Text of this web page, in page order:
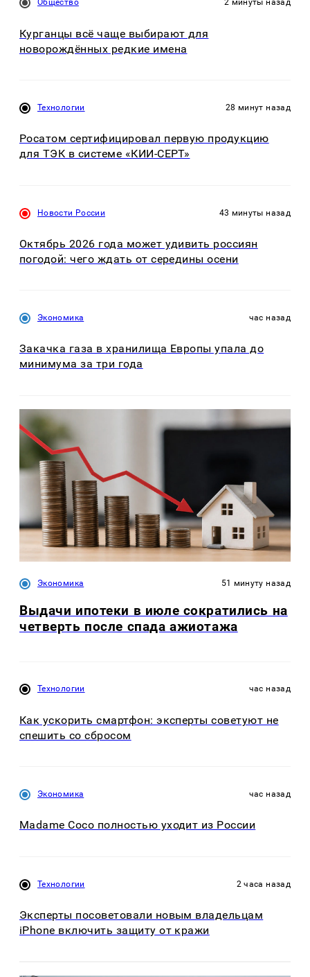
Общество 2 минуты назад
Курганцы всё чаще выбирают для
новорождённых редкие имена
Технологии 28 минут назад
Росатом сертифицировал первую продукцию
для ТЭК в системе «КИИ-СЕРТ»
Новости России 43 минуты назад
Октябрь 2026 года может удивить россиян
погодой: чего ждать от середины осени
Экономика час назад
Закачка газа в хранилища Европы упала до
минимума за три года
Экономика 51 минуту назад
Выдачи ипотеки в июле сократились на
четверть после спада ажиотажа
Технологии час назад
Как ускорить смартфон: эксперты советуют не
спешить со сбросом
Экономика час назад
Madame Coco полностью уходит из России
Технологии 2 часа назад
Эксперты посоветовали новым владельцам
iPhone включить защиту от кражи